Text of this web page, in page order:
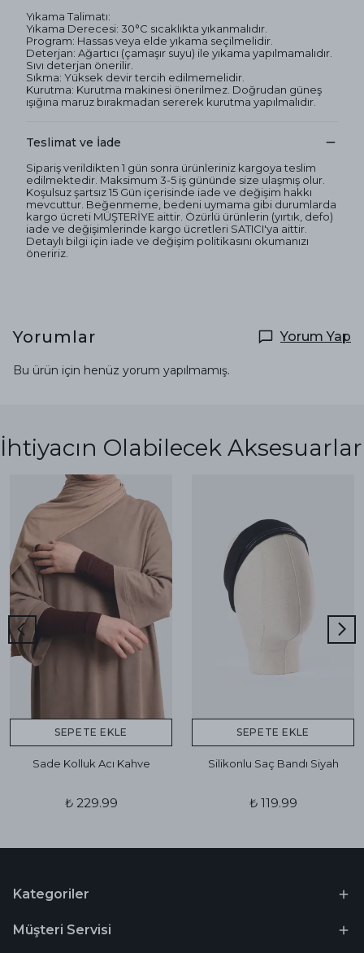
Yıkama Talimatı:
Yıkama Derecesi: 30°C sıcaklıkta yıkanmalıdır.
Program: Hassas veya elde yıkama seçilmelidir.
Deterjan: Ağartıcı (çamaşır suyu) ile yıkama yapılmamalıdır.
Sıvı deterjan önerilir.
Sıkma: Yüksek devir tercih edilmemelidir.
Kurutma: Kurutma makinesi önerilmez. Doğrudan güneş
ışığına maruz bırakmadan sererek kurutma yapılmalıdır.
Teslimat ve İade
Sipariş verildikten 1 gün sonra ürünleriniz kargoya teslim
edilmektedir. Maksimum 3-5 iş gününde size ulaşmış olur.
Koşulsuz şartsız 15 Gün içerisinde iade ve değişim hakkı
mevcuttur. Beğenmeme, bedeni uymama gibi durumlarda
kargo ücreti MÜŞTERİYE aittir. Özürlü ürünlerin (yırtık, defo)
iade ve değişimlerinde kargo ücretleri SATICI'ya aittir.
Detaylı bilgi için iade ve değişim politikasını okumanızı
öneririz.
Yorumlar Yorum Yap
Bu ürün için henüz yorum yapılmamış.
İhtiyacın Olabilecek Aksesuarlar
SEPETE EKLE
Sade Kolluk Acı Kahve
₺ 229.99
SEPETE EKLE
Silikonlu Saç Bandı Siyah
₺ 119.99
Kategoriler
Müşteri Servisi